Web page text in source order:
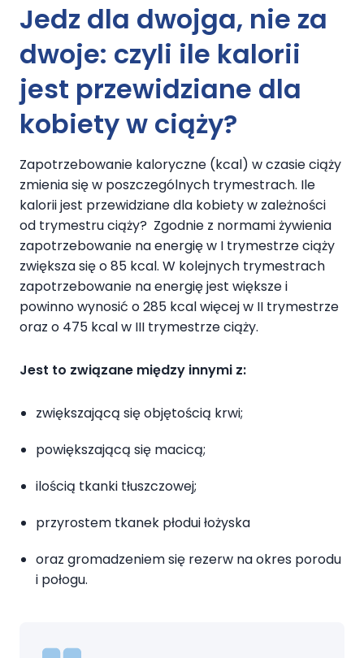
Jedz dla dwojga, nie za
dwoje: czyli ile kalorii
jest przewidziane dla
kobietyw ciąży?
Zapotrzebowanie kaloryczne (kcal) w czasie ciąży
zmienia się w poszczególnych trymestrach. Ile
kalorii jest przewidziane dla kobiety w zależności
od trymestru ciąży? Zgodnie z normami żywienia
zapotrzebowanie na energię w I trymestrze ciąży
zwiększa się o 85 kcal. W kolejnych trymestrach
zapotrzebowanie na energię jest większe i
powinno wynosić o 285 kcal więcej w II trymestrze
oraz o 475 kcal w III trymestrze ciąży.
Jest to związane między innymi z:
zwiększającą się objętością krwi;
powiększającą się macicą;
ilością tkanki tłuszczowej;
przyrostem tkanek płodui łożyska
oraz gromadzeniem się rezerw na okres porodu
i połogu.